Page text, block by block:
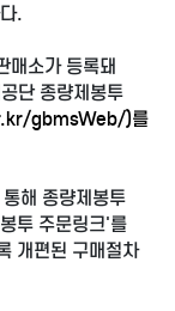
.
매소가 등록돼
단 종량제봉투
gbmsWeb/)를
해 종량제봉투
투 주문링크'를
개편된 구매절차